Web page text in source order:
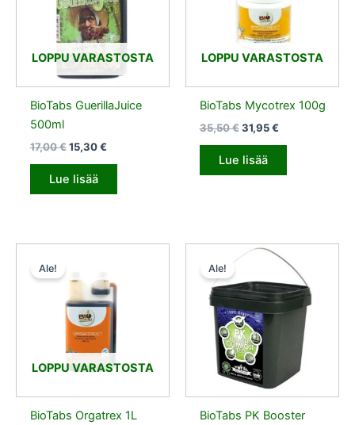
LOPPU VARASTOSTA
BioTabs GuerillaJuice
500ml
17,00€ 15,30€
Lue lisää
LOPPU VARASTOSTA
BioTabs Mycotrex 100g
35,50€ 31,95€
Lue lisää
LOPPU VARASTOSTA
Ale!
BioTabs Orgatrex 1L
15,50 €.13,95 €.
Ale!
BioTabs PK Booster
Alkuperäinen
60,00 €.
hinta
on:
54,00 €.